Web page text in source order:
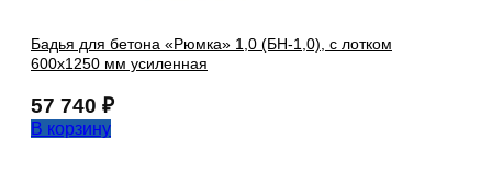
Бадья для бетона «Рюмка» 1,0 (БН-1,0), с лотком
600х1250 мм усиленная
57 740 ₽
В корзину